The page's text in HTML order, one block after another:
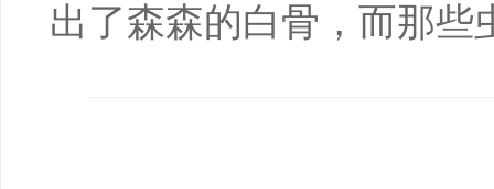
出了森森的白骨，而那些